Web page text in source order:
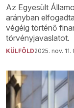
Az Egyesült
arányban
végéig történő
törvényjavaslatot.
KÜLFÖLD2025. nov. 11.